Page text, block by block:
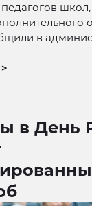
школ,
в
в День